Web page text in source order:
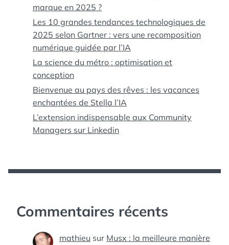
marque en 2025 ?
Les 10 grandes tendances technologiques de
2025 selon Gartner : vers une recomposition
numérique guidée par l’IA
La science du métro : optimisation et
conception
Bienvenue au pays des rêves : les vacances
enchantées de Stella l’IA
L’extension indispensable aux Community
Managers sur Linkedin
Commentaires récents
mathieu sur Musx : la meilleure manière